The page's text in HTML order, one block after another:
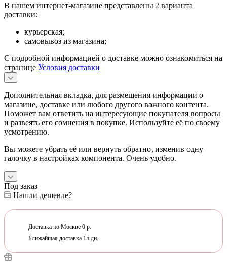
В нашем интернет-магазине представлены 2 варианта
доставки:
курьерская;
самовывоз из магазина;
С подробной информацией о доставке можно ознакомиться на
странице Условия доставки
Дополнительная вкладка, для размещения информации о
магазине, доставке или любого другого важного контента.
Поможет вам ответить на интересующие покупателя вопросы
и развеять его сомнения в покупке. Используйте её по своему
усмотрению.
Вы можете убрать её или вернуть обратно, изменив одну
галочку в настройках компонента. Очень удобно.
Под заказ
Нашли дешевле?
Доставка по Москве 0 р.
Ближайшая доставка 15 дн.